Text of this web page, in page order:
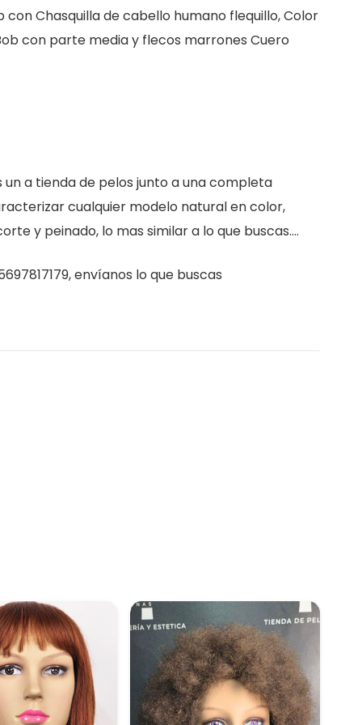
con Chasquilla de cabello humano flequillo, Color
con parte media y flecos marrones Cuero
un a tienda de pelos junto a una completa
cualquier modelo natural en color,
y peinado, lo mas similar a lo que buscas….
envíanos lo que buscas